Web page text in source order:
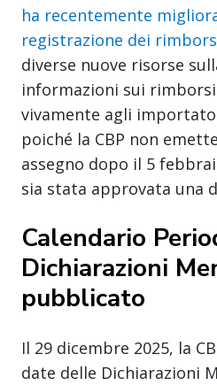
ha recentemente
registrazione dei
diverse nuove risorse
informazioni sui rimborsi
vivamente agli
poiché la CBP non
assegno dopo il 5
sia stata approvata una
Calendario
Dichiarazioni
pubblicato
Il 29 dicembre 2025, la
date delle Dichiarazioni